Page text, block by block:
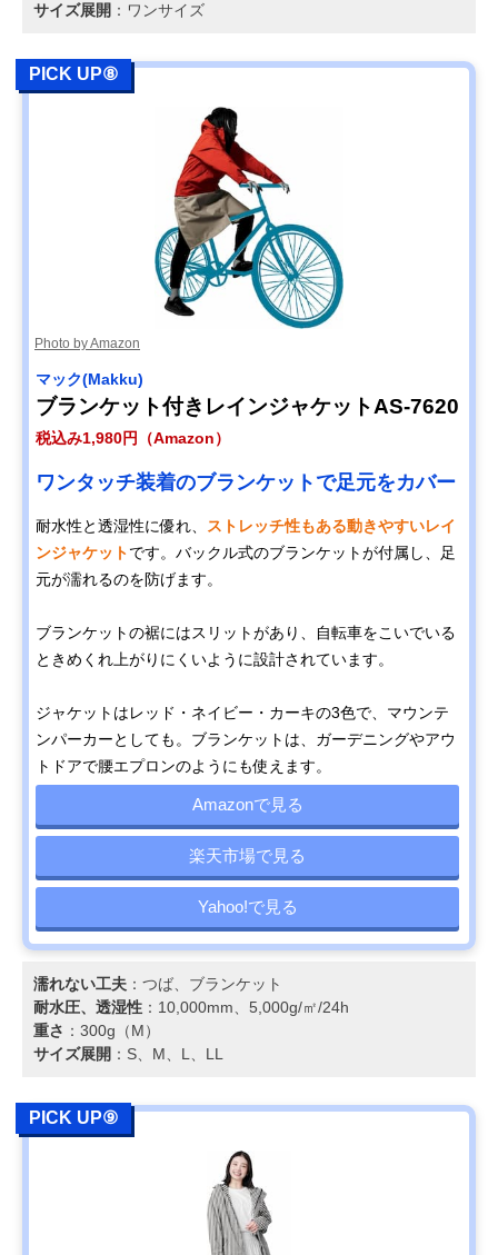
サイズ展開 ：ワンサイズ
PICK UP⑧
Photo by Amazon
マック(Makku)
ブランケット付きレインジャケットAS-7620
税込み1,980円（Amazon）
ワンタッチ装着のブランケットで足元をカバー
耐水性と透湿性に優れ、
ストレッチ性もある動きやすいレイ
ンジャケットです。バックル式のブランケットが付属し、足
元が濡れるのを防げます。
ブランケットの裾にはスリットがあり、自転車をこいでいる
ときめくれ上がりにくいように設計されています。
ジャケットはレッド・ネイビー・カーキの3色で、マウンテ
ンパーカーとしても。ブランケットは、ガーデニングやアウ
トドアで腰エプロンのようにも使えます。
Amazonで見る
楽天市場で見る
Yahoo!で見る
濡れない工夫 ：つば、ブランケット
耐水圧、透湿性 ：10,000mm、5,000g/㎡/24h
重さ ：300g（M）
サイズ展開 ：S、M、L、LL
PICK UP⑨